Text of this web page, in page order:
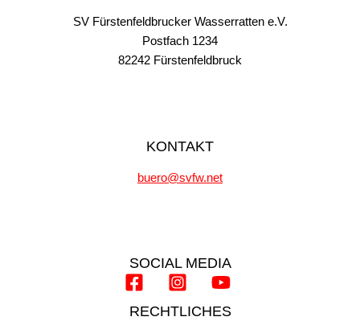
SV Fürstenfeldbrucker Wasserratten e.V.
Postfach 1234
82242 Fürstenfeldbruck
KONTAKT
buero@svfw.net
SOCIAL MEDIA
RECHTLICHES